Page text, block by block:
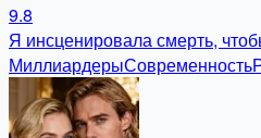
9.8
Я инсценировала смерть,
МиллиардерыСовременность